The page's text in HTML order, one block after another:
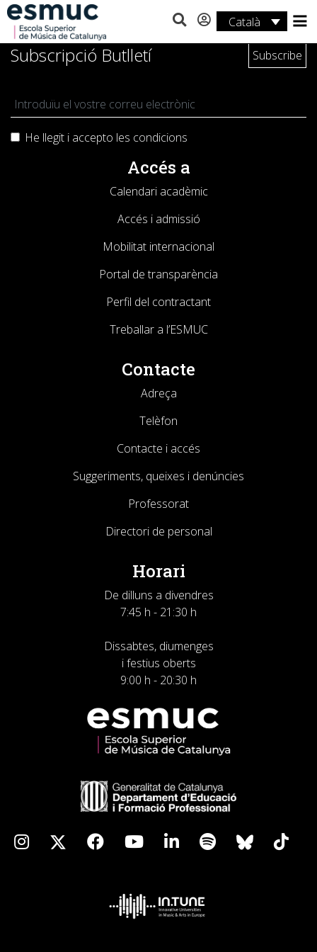
Català
Estudis
Serveis
Activitats
Subscripció Butlletí
He llegit i accepto les condicions
Accés a
Calendari acadèmic
Accés i admissió
Mobilitat internacional
Portal de transparència
Perfil del contractant
Treballar a l’ESMUC
Contacte
Adreça
Telèfon
Contacte i accés
Suggeriments, queixes i denúncies
Professorat
Directori de personal
Horari
De dilluns a divendres
7:45 h - 21:30 h
Dissabtes, diumenges
i festius oberts
9:00 h - 20:30 h